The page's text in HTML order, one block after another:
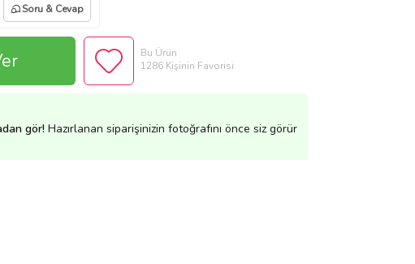
Soru & Cevap
Bu Ürün
1286 Kişinin Favorisi
gör! Hazırlanan siparişinizin fotoğrafını önce siz görür